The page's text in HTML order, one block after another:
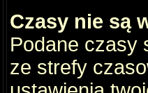
Czasy nie są
Podane czasy
ze strefy